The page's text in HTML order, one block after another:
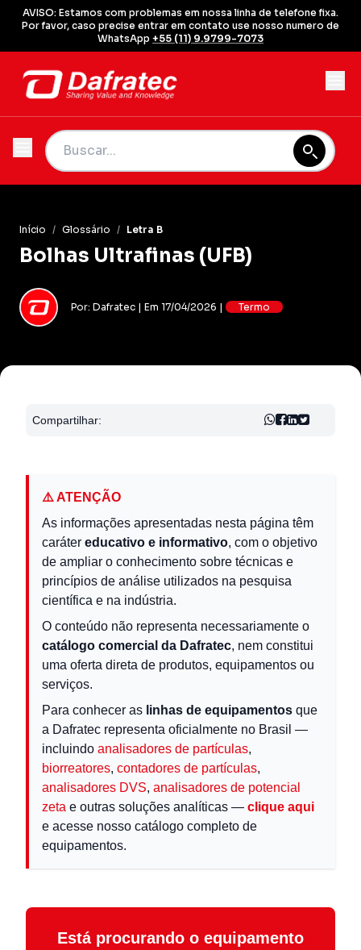
AVISO: Estamos com problemas em nossa linha de telefone fixa.
Por favor, caso precise entrar em contato use nosso numero de
WhatsApp +55 (11) 9.9799-7073
Início / Glossário / Letra B
Bolhas Ultrafinas (UFB)
Por: Dafratec | Em 17/04/2026 | Termo
Compartilhar:
⚠️ ATENÇÃO
As informações apresentadas nesta página têm
caráter educativo e informativo, com o objetivo
de ampliar o conhecimento sobre técnicas e
princípios de análise utilizados na pesquisa
científica e na indústria.
O conteúdo não representa necessariamente o
catálogo comercial da Dafratec, nem constitui
uma oferta direta de produtos, equipamentos ou
serviços.
Para conhecer as linhas de equipamentos que
a Dafratec representa oficialmente no Brasil —
incluindo analisadores de partículas,
biorreatores, contadores de partículas,
analisadores DVS, analisadores de potencial
zeta e outras soluções analíticas — clique aqui
e acesse nosso catálogo completo de
equipamentos.
Está procurando o equipamento